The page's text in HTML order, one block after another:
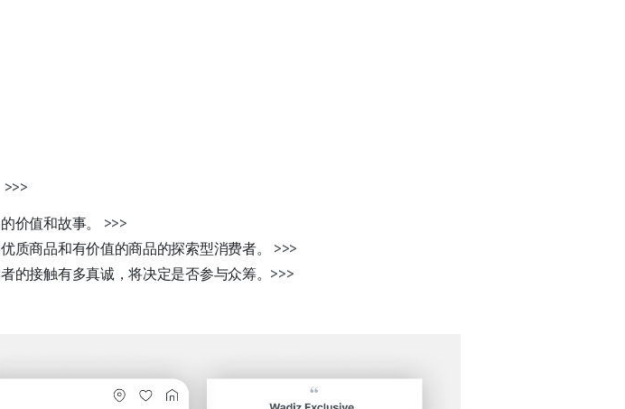
>>>
价值和故事。 >>>
质商品和有价值的商品的探索型消费者。 >>>
的接触有多真诚，将决定是否参与众筹。 >>>